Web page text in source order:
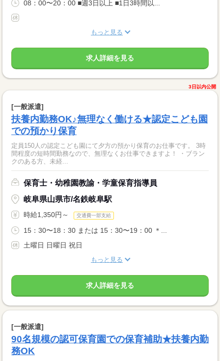
08：00〜20：00 ■週3日以上 ■1日3時間以...
もっと見る
求人詳細を見る
3日以内公開
[一般派遣]
扶養内勤務OK♪無理なく働ける★認定こども園
での預かり保育
定員150人の認定こども園にて夕方の預かり保育のお仕事です。 3時
間程度の短時間勤務なので、無理なくお仕事できますよ！ ・ブラン
クのある方、未経...
保育士・幼稚園教諭・学童保育指導員
岐阜県山県市/名鉄岐阜駅
時給1,350円～ 交通費一部支給
15：30〜18：30 または 15：30〜19：00 ＊...
土曜日 日曜日 祝日
もっと見る
求人詳細を見る
[一般派遣]
90名規模の認可保育園での保育補助★扶養内勤
務OK